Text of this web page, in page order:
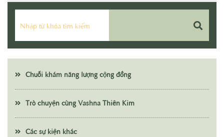
Chuỗi khám năng lượng cộng đồng
Trò chuyện cùng Vashna Thiên Kim
Các sự kiện khác